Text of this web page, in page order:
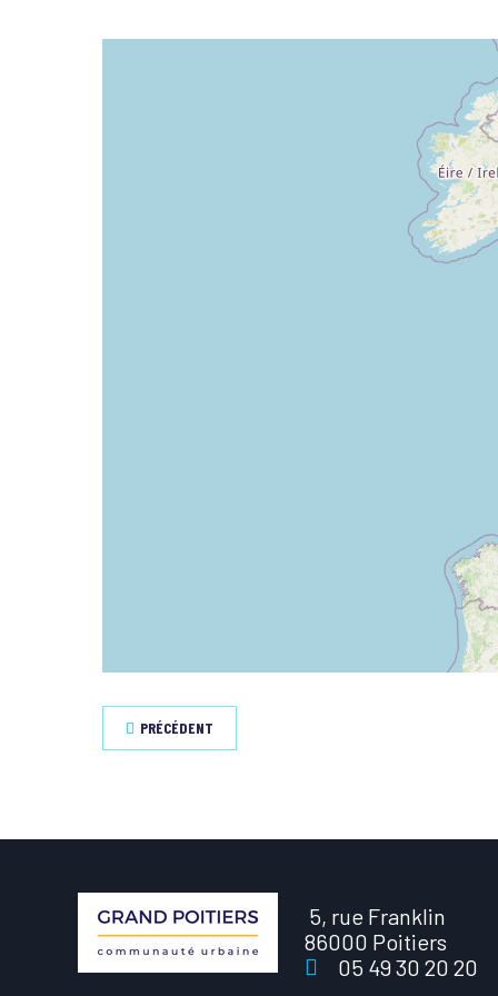
PRÉCÉDENT
5, rue Franklin
86000 Poitiers
05 49 30 20 20